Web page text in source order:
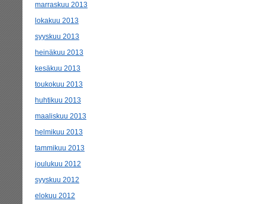
marraskuu 2013
lokakuu 2013
syyskuu 2013
heinäkuu 2013
kesäkuu 2013
toukokuu 2013
huhtikuu 2013
maaliskuu 2013
helmikuu 2013
tammikuu 2013
joulukuu 2012
syyskuu 2012
elokuu 2012